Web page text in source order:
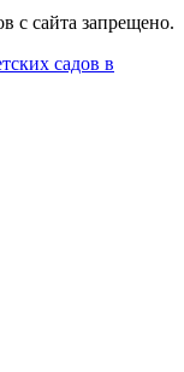
с сайта запрещено.
садов в